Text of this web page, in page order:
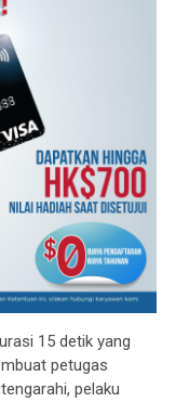
15 detik yang
petugas
pelaku